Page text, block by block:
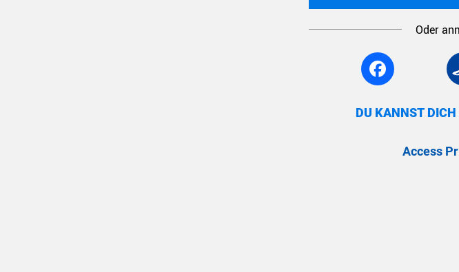
Oder
DU KANNST
Access